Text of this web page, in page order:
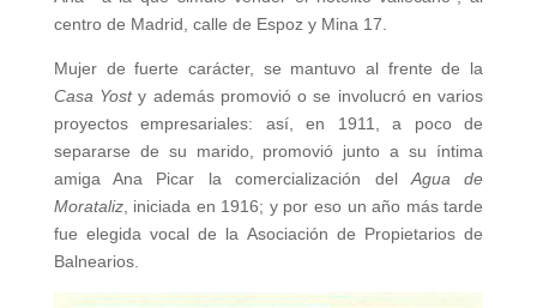
centro de Madrid, calle de Espoz y Mina 17.
Mujer de fuerte carácter, se mantuvo al frente de la
Casa Yosty además promovió o se involucró en varios
proyectos empresariales: así, en 1911, a poco de
separarse de su marido, promovió junto a su íntima
amiga Ana Picar la comercialización delAgua de
Morataliz, iniciada en 1916; y por eso un año más tarde
fue elegida vocal de la Asociación de Propietarios de
Balnearios.